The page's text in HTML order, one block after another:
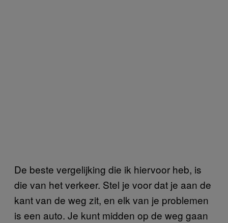
De beste vergelijking die ik hiervoor heb, is
die van het verkeer. Stel je voor dat je aan de
kant van de weg zit, en elk van je problemen
is een auto. Je kunt midden op de weg gaan